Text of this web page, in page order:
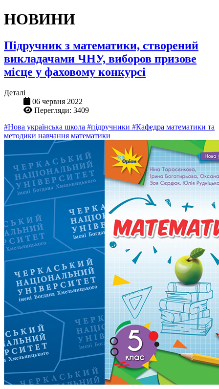
НОВИНИ
Підручник з математики, створений
викладачами ЧНУ, виборов призове
місце у фаховому конкурсі
Деталі
06 червня 2022
Перегляди: 3409
#Нова українська школа #підручники #Кафедра математики та
методики навчання математики